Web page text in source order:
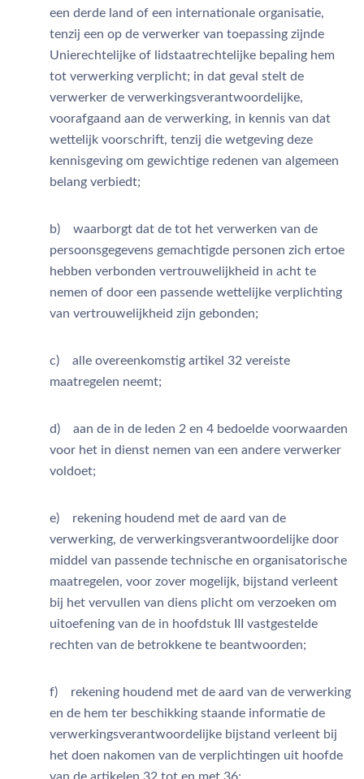
een derde land of een internationale organisatie,
tenzij een op de verwerker van toepassing zijnde
Unierechtelijke of lidstaatrechtelijke bepaling hem
tot verwerking verplicht; in dat geval stelt de
verwerker de verwerkingsverantwoordelijke,
voorafgaand aan de verwerking, in kennis van dat
wettelijk voorschrift, tenzij die wetgeving deze
kennisgeving om gewichtige redenen van algemeen
belang verbiedt;
b) waarborgt dat de tot het verwerken van de
persoonsgegevens gemachtigde personen zich ertoe
hebben verbonden vertrouwelijkheid in acht te
nemen of door een passende wettelijke verplichting
van vertrouwelijkheid zijn gebonden;
c) alle overeenkomstig artikel 32 vereiste
maatregelen neemt;
d) aan de in de leden 2 en 4 bedoelde voorwaarden
voor het in dienst nemen van een andere verwerker
voldoet;
e) rekening houdend met de aard van de
verwerking, de verwerkingsverantwoordelijke door
middel van passende technische en organisatorische
maatregelen, voor zover mogelijk, bijstand verleent
bij het vervullen van diens plicht om verzoeken om
uitoefening van de in hoofdstuk III vastgestelde
rechten van de betrokkene te beantwoorden;
f) rekening houdend met de aard van de verwerking
en de hem ter beschikking staande informatie de
verwerkingsverantwoordelijke bijstand verleent bij
het doen nakomen van de verplichtingen uit hoofde